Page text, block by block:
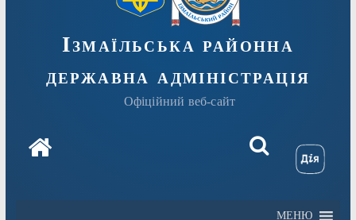
Ізмаїльська районна
державна адміністрація
Офіційний веб-сайт
МЕНЮ